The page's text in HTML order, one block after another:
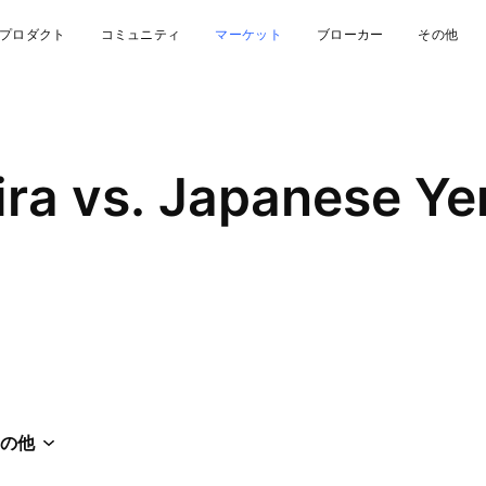
プロダクト コミュニティ マーケット ブローカー その他
vs. Japanese
他